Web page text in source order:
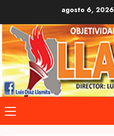
content
agosto 6, 2026
Primary
Menu